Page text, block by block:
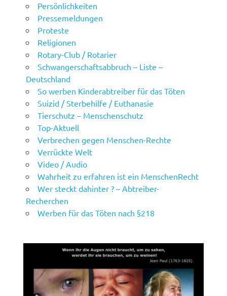
Persönlichkeiten
Pressemeldungen
Proteste
Religionen
Rotary-Club / Rotarier
Schwangerschaftsabbruch – Liste –
Deutschland
So werben Kinderabtreiber für das Töten
Suizid / Sterbehilfe / Euthanasie
Tierschutz – Menschenschutz
Top-Aktuell
Verbrechen gegen Menschen-Rechte
Verrückte Welt
Video / Audio
Wahrheit zu erfahren ist ein MenschenRecht
Wer steckt dahinter ? – Abtreiber-
Recherchen
Werben für das Töten nach §218